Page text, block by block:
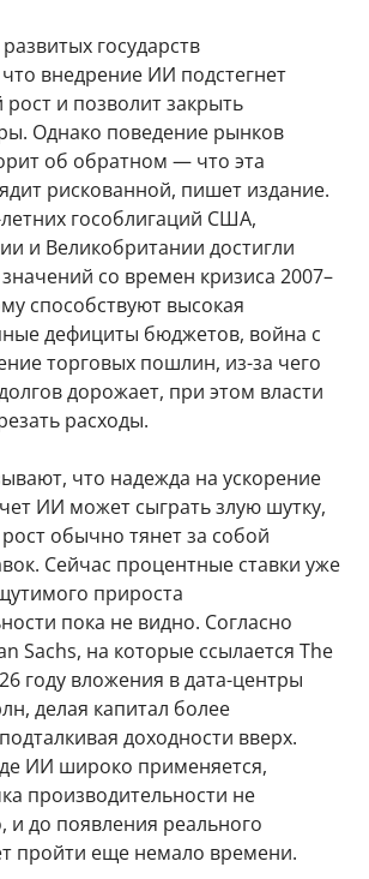
государств
внедрение ИИ подстегнет
и позволит закрыть
Однако поведение рынков
об обратном — что эта
рискованной, пишет издание.
гособлигаций США,
и Великобритании достигли
со времен кризиса 2007–
способствуют высокая
дефициты бюджетов, война с
торговых пошлин, из-за чего
дорожает, при этом власти
расходы.
что надежда на ускорение
ИИ может сыграть злую шутку,
обычно тянет за собой
Сейчас процентные ставки уже
прироста
пока не видно. Согласно
Sachs, на которые ссылается The
году вложения в дата-центры
делая капитал более
доходности вверх.
ИИ широко применяется,
производительности не
и до появления реального
пройти еще немало времени.